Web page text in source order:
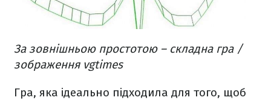
За зовнішньою простотою – складна гра /
зображення vgtimes
Гра, яка ідеально підходила для того, щоб